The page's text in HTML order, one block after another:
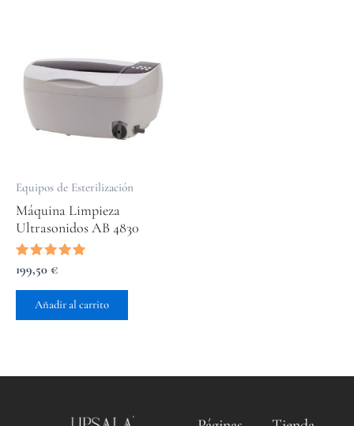
Equipos de Esterilización
Máquina Limpieza
Ultrasonidos AB 4830
Valorado
con
5.00
de 5
199,50 €
Añadir al carrito